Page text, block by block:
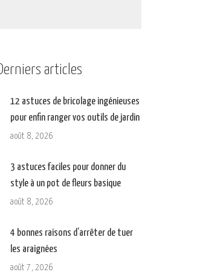
Derniers articles
12 astuces de bricolage ingénieuses
pour enfin ranger vos outils de jardin
août 8, 2026
3 astuces faciles pour donner du
style à un pot de fleurs basique
août 8, 2026
4 bonnes raisons d’arrêter de tuer
les araignées
août 7, 2026